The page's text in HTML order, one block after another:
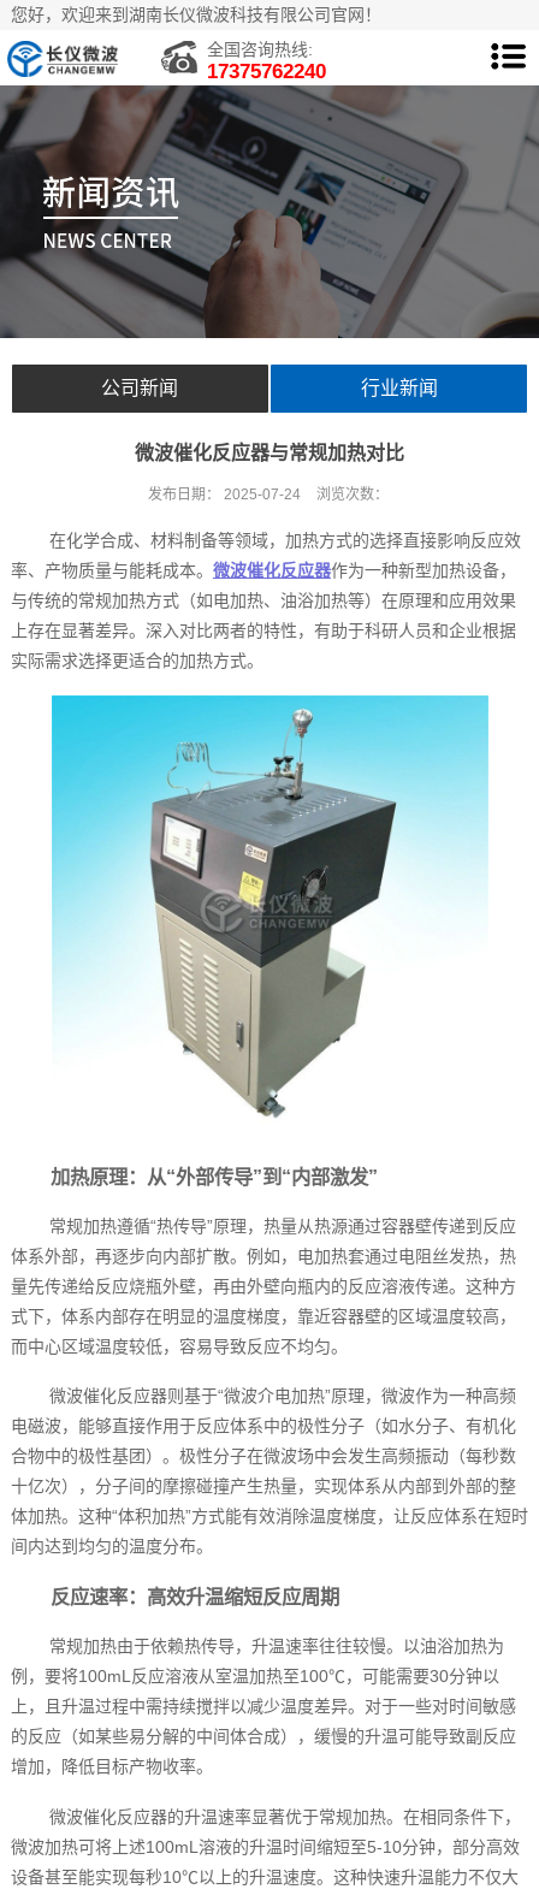
您好，欢迎来到湖南长仪微波科技有限公司官网！
全国咨询热线:
17375762240
公司新闻 行业新闻
微波催化反应器与常规加热对比
发布日期： 2025-07-24 浏览次数：
在化学合成、材料制备等领域，加热方式的选择直接影响反应效
率、产物质量与能耗成本。 微波催化反应器作为一种新型加热设备，
与传统的常规加热方式（如电加热、油浴加热等）在原理和应用效果
上存在显著差异。深入对比两者的特性，有助于科研人员和企业根据
实际需求选择更适合的加热方式。
加热原理：从“外部传导”到“内部激发”
常规加热遵循“热传导”原理，热量从热源通过容器壁传递到反应
体系外部，再逐步向内部扩散。例如，电加热套通过电阻丝发热，热
量先传递给反应烧瓶外壁，再由外壁向瓶内的反应溶液传递。这种方
式下，体系内部存在明显的温度梯度，靠近容器壁的区域温度较高，
而中心区域温度较低，容易导致反应不均匀。
微波催化反应器则基于“微波介电加热”原理，微波作为一种高频
电磁波，能够直接作用于反应体系中的极性分子（如水分子、有机化
合物中的极性基团）。极性分子在微波场中会发生高频振动（每秒数
十亿次），分子间的摩擦碰撞产生热量，实现体系从内部到外部的整
体加热。这种“体积加热”方式能有效消除温度梯度，让反应体系在短时
间内达到均匀的温度分布。
反应速率：高效升温缩短反应周期
常规加热由于依赖热传导，升温速率往往较慢。以油浴加热为
例，要将100mL反应溶液从室温加热至100℃，可能需要30分钟以
上，且升温过程中需持续搅拌以减少温度差异。对于一些对时间敏感
的反应（如某些易分解的中间体合成），缓慢的升温可能导致副反应
增加，降低目标产物收率。
微波催化反应器的升温速率显著优于常规加热。在相同条件下，
微波加热可将上述100mL溶液的升温时间缩短至5-10分钟，部分高效
设备甚至能实现每秒10℃以上的升温速度。这种快速升温能力不仅大